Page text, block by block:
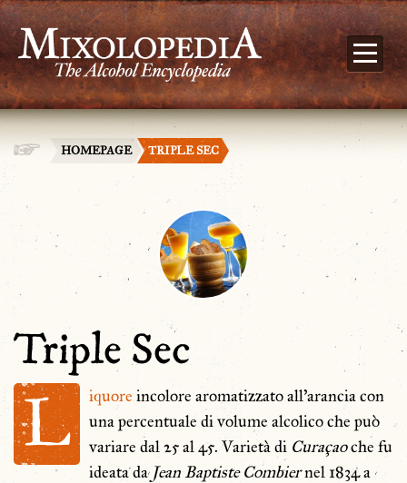
HOMEPAGE TRIPLE SEC
Triple Sec
L iquore incolore aromatizzato all'arancia con
una percentuale di volume alcolico che può
variare dal 25 al 45. Varietà di Curaçaoche fu
ideata daJean Baptiste Combiernel 1834 a